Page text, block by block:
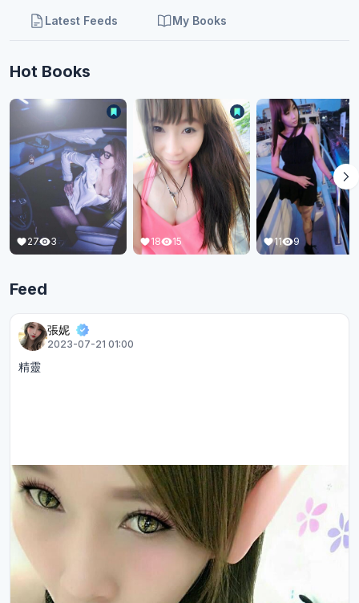
Latest Feeds My Books
Hot Books
27 3 18 15 11 9
Feed
張妮
2023-07-21 01:00
精靈